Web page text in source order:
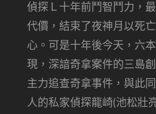
偵探Ｌ十年前鬥智鬥力，
代價，結束了夜神月以死
心。可是十年後今天，六
現，深諳奇拿案件的三島創
主力追查奇拿事件，與此
人的私家偵探龍崎(池松壯